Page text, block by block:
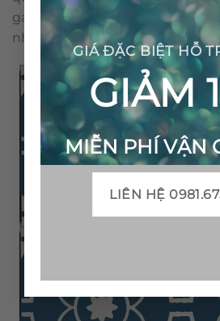
GIÁ ĐẶC BIỆT HỖ
GIẢM
MIỄN PHÍ VẬN
LIÊN HỆ
gạch bông được sản xuất thủ
nhiễm môi trường.